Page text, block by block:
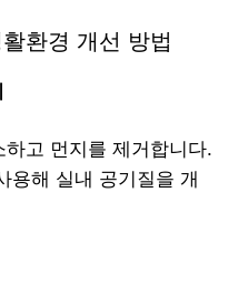
환경 개선 방법
하고 먼지를 제거합니다.
용해 실내 공기질을 개